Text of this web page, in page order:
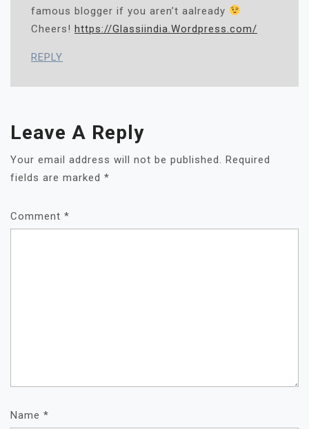
famous blogger if you aren’t aalready
Cheers! https://Glassiindia.Wordpress.com/
REPLY
Leave A Reply
Your email address will not be published. Required
fields are marked *
Comment *
Name *